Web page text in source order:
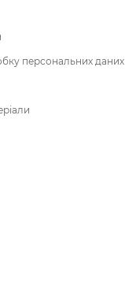
персональних даних